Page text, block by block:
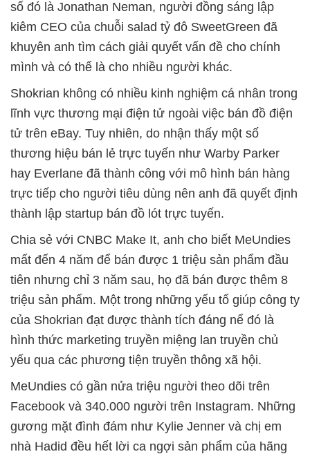
số đó là Jonathan Neman, người đồng sáng lập
kiêm CEO của chuỗi salad tỷ đô SweetGreen đã
khuyên anh tìm cách giải quyết vấn đề cho chính
mình và có thể là cho nhiều người khác.
Shokrian không có nhiều kinh nghiệm cá nhân trong
lĩnh vực thương mại điện tử ngoài việc bán đồ điện
tử trên eBay. Tuy nhiên, do nhận thấy một số
thương hiệu bán lẻ trực tuyến như Warby Parker
hay Everlane đã thành công với mô hình bán hàng
trực tiếp cho người tiêu dùng nên anh đã quyết định
thành lập startup bán đồ lót trực tuyến.
Chia sẻ với CNBC Make It, anh cho biết MeUndies
mất đến 4 năm để bán được 1 triệu sản phẩm đầu
tiên nhưng chỉ 3 năm sau, họ đã bán được thêm 8
triệu sản phẩm. Một trong những yếu tố giúp công ty
của Shokrian đạt được thành tích đáng nể đó là
hình thức marketing truyền miệng lan truyền chủ
yếu qua các phương tiện truyền thông xã hội.
MeUndies có gần nửa triệu người theo dõi trên
Facebook và 340.000 người trên Instagram. Những
gương mặt đình đám như Kylie Jenner và chị em
nhà Hadid đều hết lời ca ngợi sản phẩm của hãng